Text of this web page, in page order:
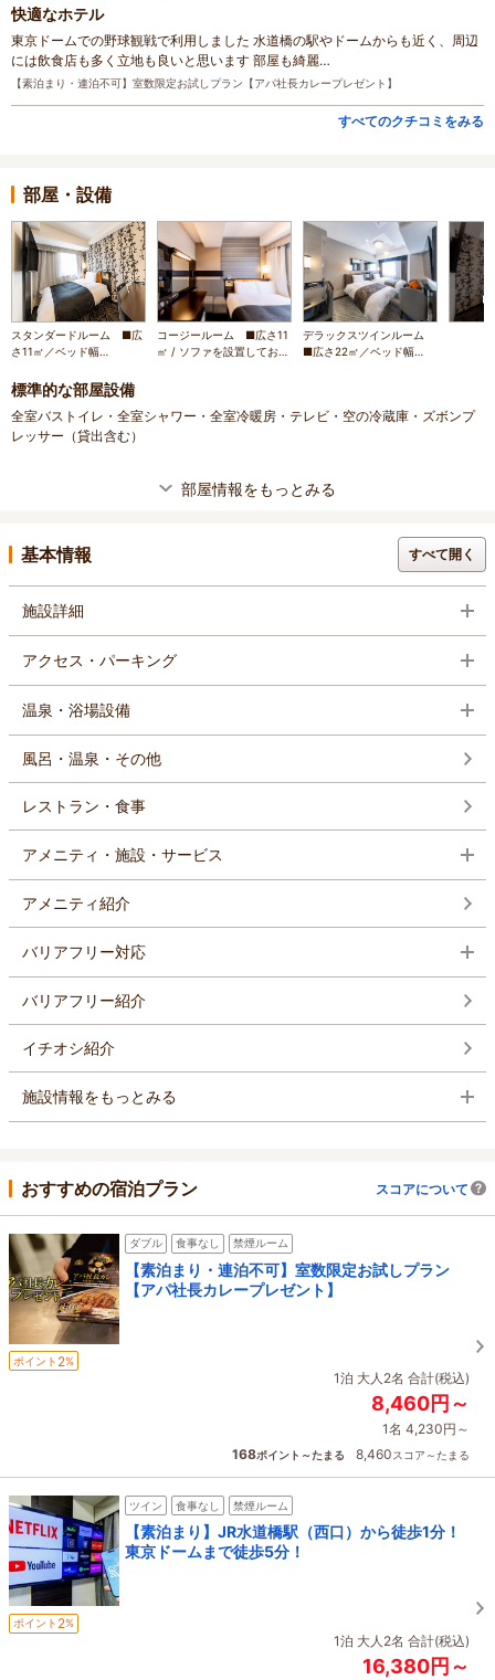
快適なホテル
東京ドームでの野球観戦で利用しました 水道橋の駅やドームからも近く、周辺
には飲食店も多く立地も良いと思います 部屋も綺麗…
【素泊まり・連泊不可】室数限定お試しプラン【アパ社長カレープレゼント】
すべてのクチコミをみる
部屋・設備
スタンダードルーム ■広
さ11㎡／ベッド幅
納あり
コージールーム ■広さ11
㎡ / ソファを設置してお
デラックスツインルーム
■広さ22㎡／ベッド幅
標準的な部屋設備
全室バストイレ・全室シャワー・全室冷暖房・テレビ・空の冷蔵庫・ズボンプ
レッサー（貸出含む）
部屋情報をもっとみる
基本情報 すべて開く
施設詳細
アクセス・パーキング
温泉・浴場設備
風呂・温泉・その他
レストラン・食事
アメニティ・施設・サービス
アメニティ紹介
バリアフリー対応
バリアフリー紹介
イチオシ紹介
施設情報をもっとみる
おすすめの宿泊プラン スコアについて
ダブル 食事なし 禁煙ルーム
【素泊まり・連泊不可】室数限定お試しプラン
【アパ社長カレープレゼント】
ポイント 2%
1泊 大人2名 合計(税込)
8,460円～
1名 4,230円～
168ポイント～たまる 8,460スコア～たまる
ツイン 食事なし 禁煙ルーム
【素泊まり】JR水道橋駅（西口）から徒歩1分！
東京ドームまで徒歩5分！
ポイント 2%
1泊 大人2名 合計(税込)
16,380円～